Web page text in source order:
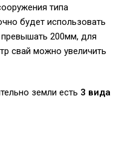
типа
будет использовать
200мм, для
свай можно увеличить
земли есть 3 вида